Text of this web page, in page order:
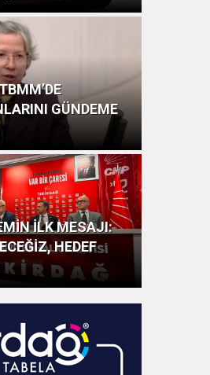
GÜNDEME
İLK MESAJI:
HEDEF